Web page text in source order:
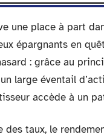
une place à part
épargnants en
: grâce au
large éventail
accède à un
des taux, le